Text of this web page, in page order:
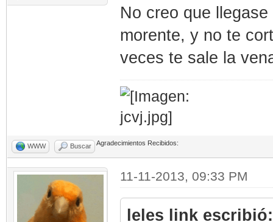
No creo que
morente, y no te
veces te sale la
WWW Buscar Agradecimientos Recibidos:
11-11-2013, 09:33 PM
leles link escribió: